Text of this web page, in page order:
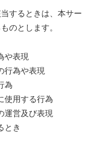
するときは、本サー
のとします。
や表現
行為や表現
為
使用する行為
運営及び表現
とき